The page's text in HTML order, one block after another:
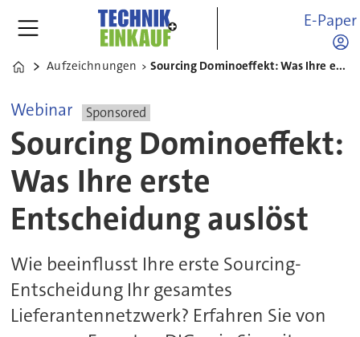
E-Paper
Home
Aufzeichnungen Sourcing Dominoeffekt: Was Ihre erste Entscheidung auslöst
Webinar Sponsored
Sourcing Dominoeffekt:
Was Ihre erste
Entscheidung auslöst
Wie beeinflusst Ihre erste Sourcing-
Entscheidung Ihr gesamtes
Lieferantennetzwerk? Erfahren Sie von